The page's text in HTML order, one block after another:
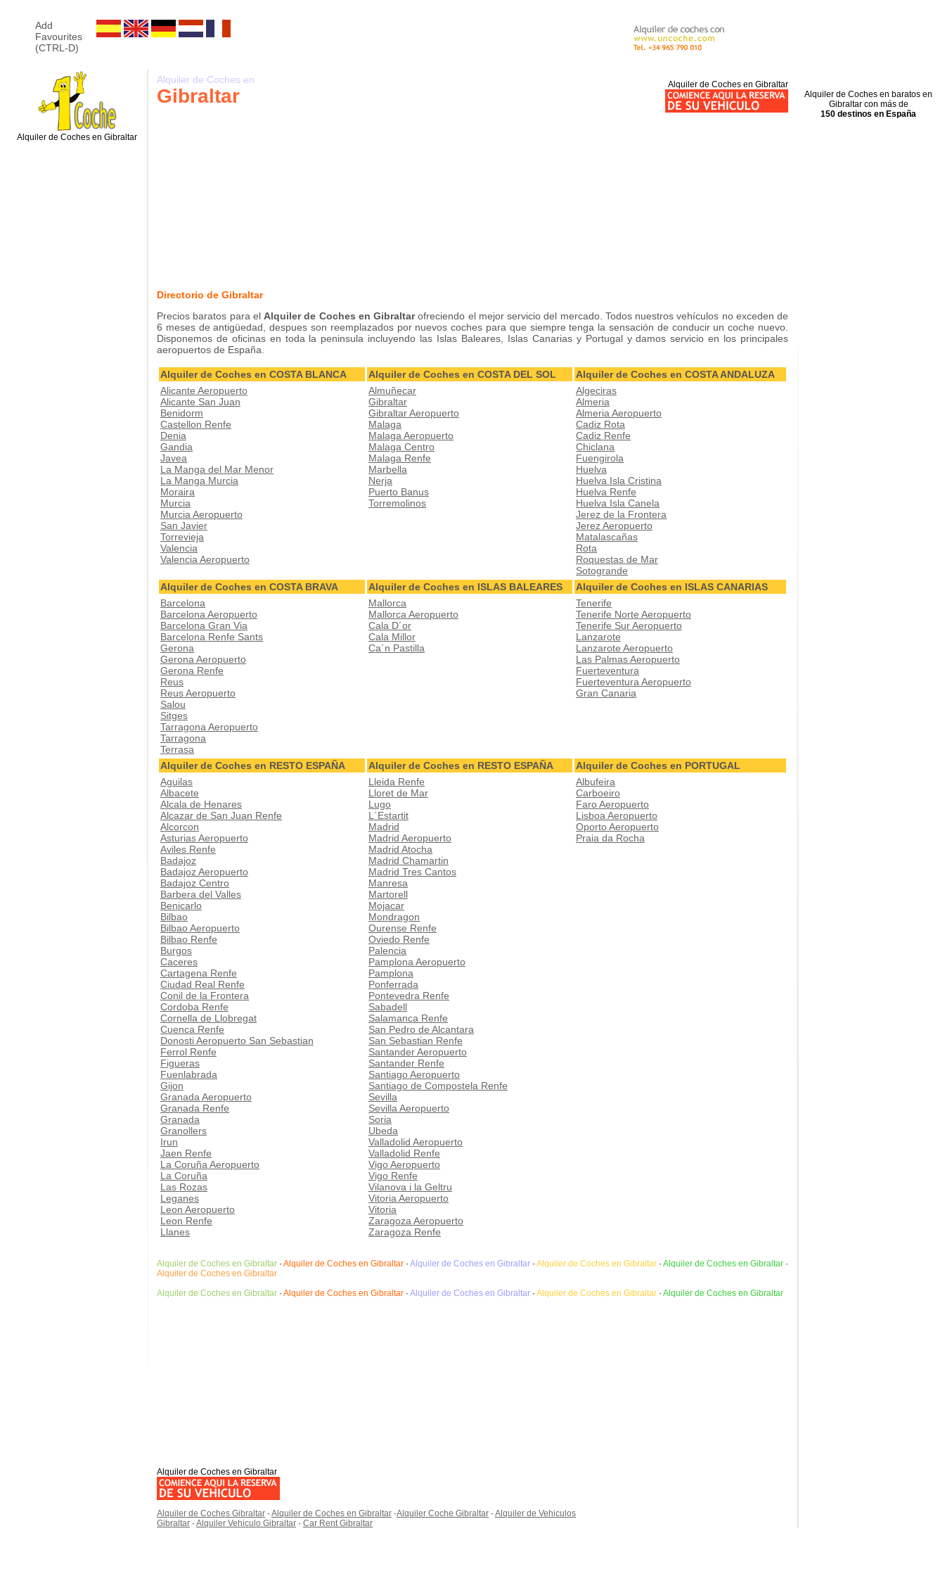
Add
Favourites
(CTRL-D)
Alquiler de Coches en Gibraltar
Alquiler de Coches en
Gibraltar
Alquiler de Coches en Gibraltar
Directorio de Gibraltar
Precios baratos para el Alquiler de Coches en Gibraltarofreciendo el mejor servicio del mercado. Todos nuestros vehículos no exceden de
6 meses de antigüedad, despues son reemplazados por nuevos coches para que siempre tenga la sensación de conducir un coche nuevo.
Disponemos de oficinas en toda la peninsula incluyendo las Islas Baleares, Islas Canarias y Portugal y damos servicio en los principales
aeropuertos de España.
Alquiler de Coches en COSTA BLANCA Alquiler de Coches en COSTA DEL SOL
Alquiler de Coches en COSTA ANDALUZA
Alicante Aeropuerto
Alicante San Juan
Benidorm
Castellon Renfe
Denia
Gandia
Javea
La Manga del Mar Menor
La Manga Murcia
Moraira
Murcia
Murcia Aeropuerto
San Javier
Torrevieja
Valencia
Valencia Aeropuerto
Almuñecar
Gibraltar
Gibraltar Aeropuerto
Malaga
Malaga Aeropuerto
Malaga Centro
Malaga Renfe
Marbella
Nerja
Puerto Banus
Torremolinos
Algeciras
Almeria
Almeria Aeropuerto
Cadiz Rota
Cadiz Renfe
Chiclana
Fuengirola
Huelva
Huelva Isla Cristina
Huelva Renfe
Huelva Isla Canela
Jerez de la Frontera
Jerez Aeropuerto
Matalascañas
Rota
Roquestas de Mar
Sotogrande
Alquiler de Coches en COSTA BRAVA
Alquiler de Coches en ISLAS BALEARES
Alquiler de Coches en ISLAS CANARIAS
Barcelona
Barcelona Aeropuerto
Barcelona Gran Via
Barcelona Renfe Sants
Gerona
Gerona Aeropuerto
Gerona Renfe
Reus
Reus Aeropuerto
Salou
Sitges
Tarragona Aeropuerto
Tarragona
Terrasa
Mallorca
Mallorca Aeropuerto
Cala D´or
Cala Millor
Ca´n Pastilla
Tenerife
Tenerife Norte Aeropuerto
Tenerife Sur Aeropuerto
Lanzarote
Lanzarote Aeropuerto
Las Palmas Aeropuerto
Fuerteventura
Fuerteventura Aeropuerto
Gran Canaria
Alquiler de Coches en RESTO ESPAÑA Alquiler de Coches en RESTO ESPAÑA
Alquiler de Coches en PORTUGAL
Aguilas
Albacete
Alcala de Henares
Alcazar de San Juan Renfe
Alcorcon
Asturias Aeropuerto
Aviles Renfe
Badajoz
Badajoz Aeropuerto
Badajoz Centro
Barbera del Valles
Benicarlo
Bilbao
Bilbao Aeropuerto
Bilbao Renfe
Burgos
Caceres
Cartagena Renfe
Ciudad Real Renfe
Conil de la Frontera
Cordoba Renfe
Cornella de Llobregat
Cuenca Renfe
Donosti Aeropuerto San Sebastian
Ferrol Renfe
Figueras
Fuenlabrada
Gijon
Granada Aeropuerto
Granada Renfe
Granada
Granollers
Irun
Jaen Renfe
La Coruña Aeropuerto
La Coruña
Las Rozas
Leganes
Leon Aeropuerto
Leon Renfe
Llanes
Lleida Renfe
Lloret de Mar
Lugo
L´Estartit
Madrid
Madrid Aeropuerto
Madrid Atocha
Madrid Chamartin
Madrid Tres Cantos
Manresa
Martorell
Mojacar
Mondragon
Ourense Renfe
Oviedo Renfe
Palencia
Pamplona Aeropuerto
Pamplona
Ponferrada
Pontevedra Renfe
Sabadell
Salamanca Renfe
San Pedro de Alcantara
San Sebastian Renfe
Santander Aeropuerto
Santander Renfe
Santiago Aeropuerto
Santiago de Compostela Renfe
Sevilla
Sevilla Aeropuerto
Soria
Ubeda
Valladolid Aeropuerto
Valladolid Renfe
Vigo Aeropuerto
Vigo Renfe
Vilanova i la Geltru
Vitoria Aeropuerto
Vitoria
Zaragoza Aeropuerto
Zaragoza Renfe
Albufeira
Carboeiro
Faro Aeropuerto
Lisboa Aeropuerto
Oporto Aeropuerto
Praia da Rocha
Alquiler de Coches en Gibraltar · Alquiler de Coches en Gibraltar · Alquiler de Coches en Gibraltar · Alquiler de Coches en Gibraltar · Alquiler de Coches en Gibraltar ·
Alquiler de Coches en Gibraltar
Alquiler de Coches en Gibraltar · Alquiler de Coches en Gibraltar · Alquiler de Coches en Gibraltar · Alquiler de Coches en Gibraltar · Alquiler de Coches en Gibraltar
Alquiler de Coches en Gibraltar
Alquiler de Coches Gibraltar · Alquiler de Coches en Gibraltar ·Alquiler Coche Gibraltar · Alquiler de Vehiculos
Gibraltar · Alquiler Vehiculo Gibraltar · Car Rent Gibraltar
Alquiler de Coches en baratos en
Gibraltar con más de
150 destinos en España